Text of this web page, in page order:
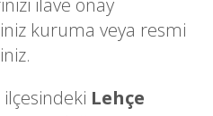
kuruma veya resmi
Lehçe